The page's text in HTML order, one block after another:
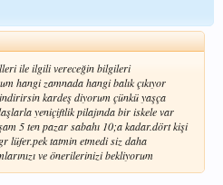
ile ilgili vereceğin bilgileri
hangi zamnada hangi balık çıkıyor
kardeş diyorum çünkü yaşça
yeniçiftlik pilajında bir iskele var
5 ten pazar sabahı 10;a kadar.dört kişi
lüfer.pek tatmin etmedi siz daha
ve önerilerinizi bekliyorum